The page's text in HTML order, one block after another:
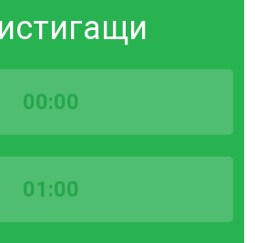
00:00
01:00